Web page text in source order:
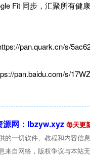
Fit 同步，汇聚所有健
pan.quark.cn/s/
pan.baidu.com/s/
源网：lbzyw.xyz 每天更
的一切软件、教程和内容信
来自网络，版权争议与本站